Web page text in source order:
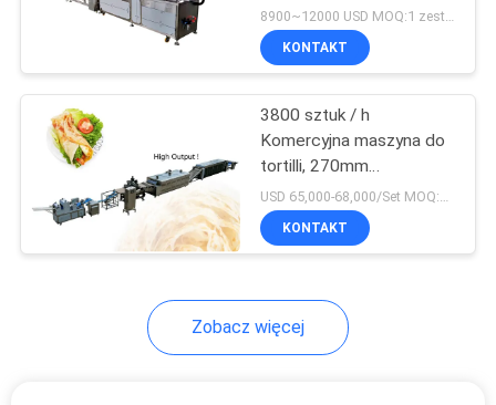
sterylizacji UHT
Linia do
koncentratu
pomidorowego
KONTAKT
3800 sztuk / h
Komercyjna maszyna do
tortilli, 270mm
komercyjna maszyna do
tortilli mąki
KONTAKT
Zobacz więcej